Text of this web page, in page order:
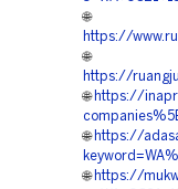
🌐
https://
🌐
https://
🌐 https://
🌐 https://
🌐 https://